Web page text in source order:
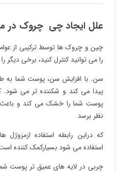
علل ایجاد چی چروک در
چین و چروک ها توسط ترکیبی از
را می توانید کنترل کنید، برخی دیگر
سن. با افزایش سن، پوست شما به
پیدا می کند و شکننده تر می
پوست شما را خشک می کند و
نظر برسد
که دراین رابطه استفاده ازمزوژل
استفاده می شود بسیارکمک کننده
چربی در لایه های عمیق تر پوست